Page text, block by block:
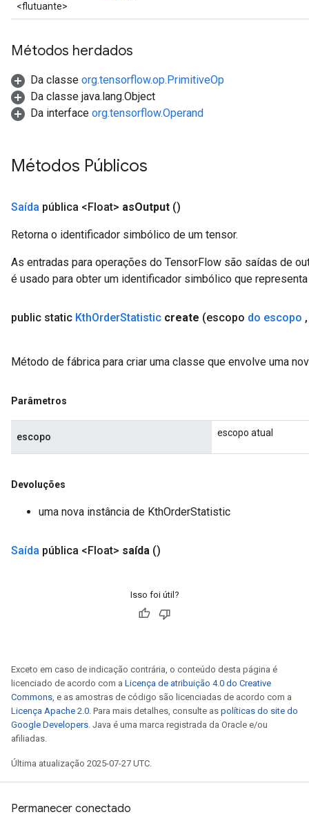
<flutuante>
Métodos herdados
Da classe org.tensorflow.op.PrimitiveOp
Da classe java.lang.Object
Da interface org.tensorflow.Operand
Métodos Públicos
Saída pública <Float> asOutput ()
Retorna o identificador simbólico de um tensor.
As entradas para operações do TensorFlow são saídas de
é usado para obter um identificador simbólico que
public static KthOrderStatistic create (escopo do escopo ,
Método de fábrica para criar uma classe que envolve uma
Parâmetros
escopo escopo atual
Devoluções
uma nova instância de KthOrderStatistic
Saída pública <Float> saída ()
Isso foi útil?
Exceto em caso de indicação contrária, o conteúdo desta página é
licenciado de acordo com a Licença de atribuição 4.0 do Creative
Commons, e as amostras de código são licenciadas de acordo com a
Licença Apache 2.0. Para mais detalhes, consulte as políticas do site do
Google Developers. Java é uma marca registrada da Oracle e/ou
afiliadas.
Última atualização 2025-07-27 UTC.
Permanecer conectado